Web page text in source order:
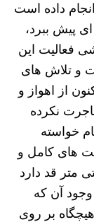
داده است
پیش ببرد،
فعالیت این
و تلاش های
از اهواز و
نکرده
خواسته
های کامل و
به دست آورد. او ۱۸۸ سانتی متر قد دارد
و با وجود آن که
بر روی